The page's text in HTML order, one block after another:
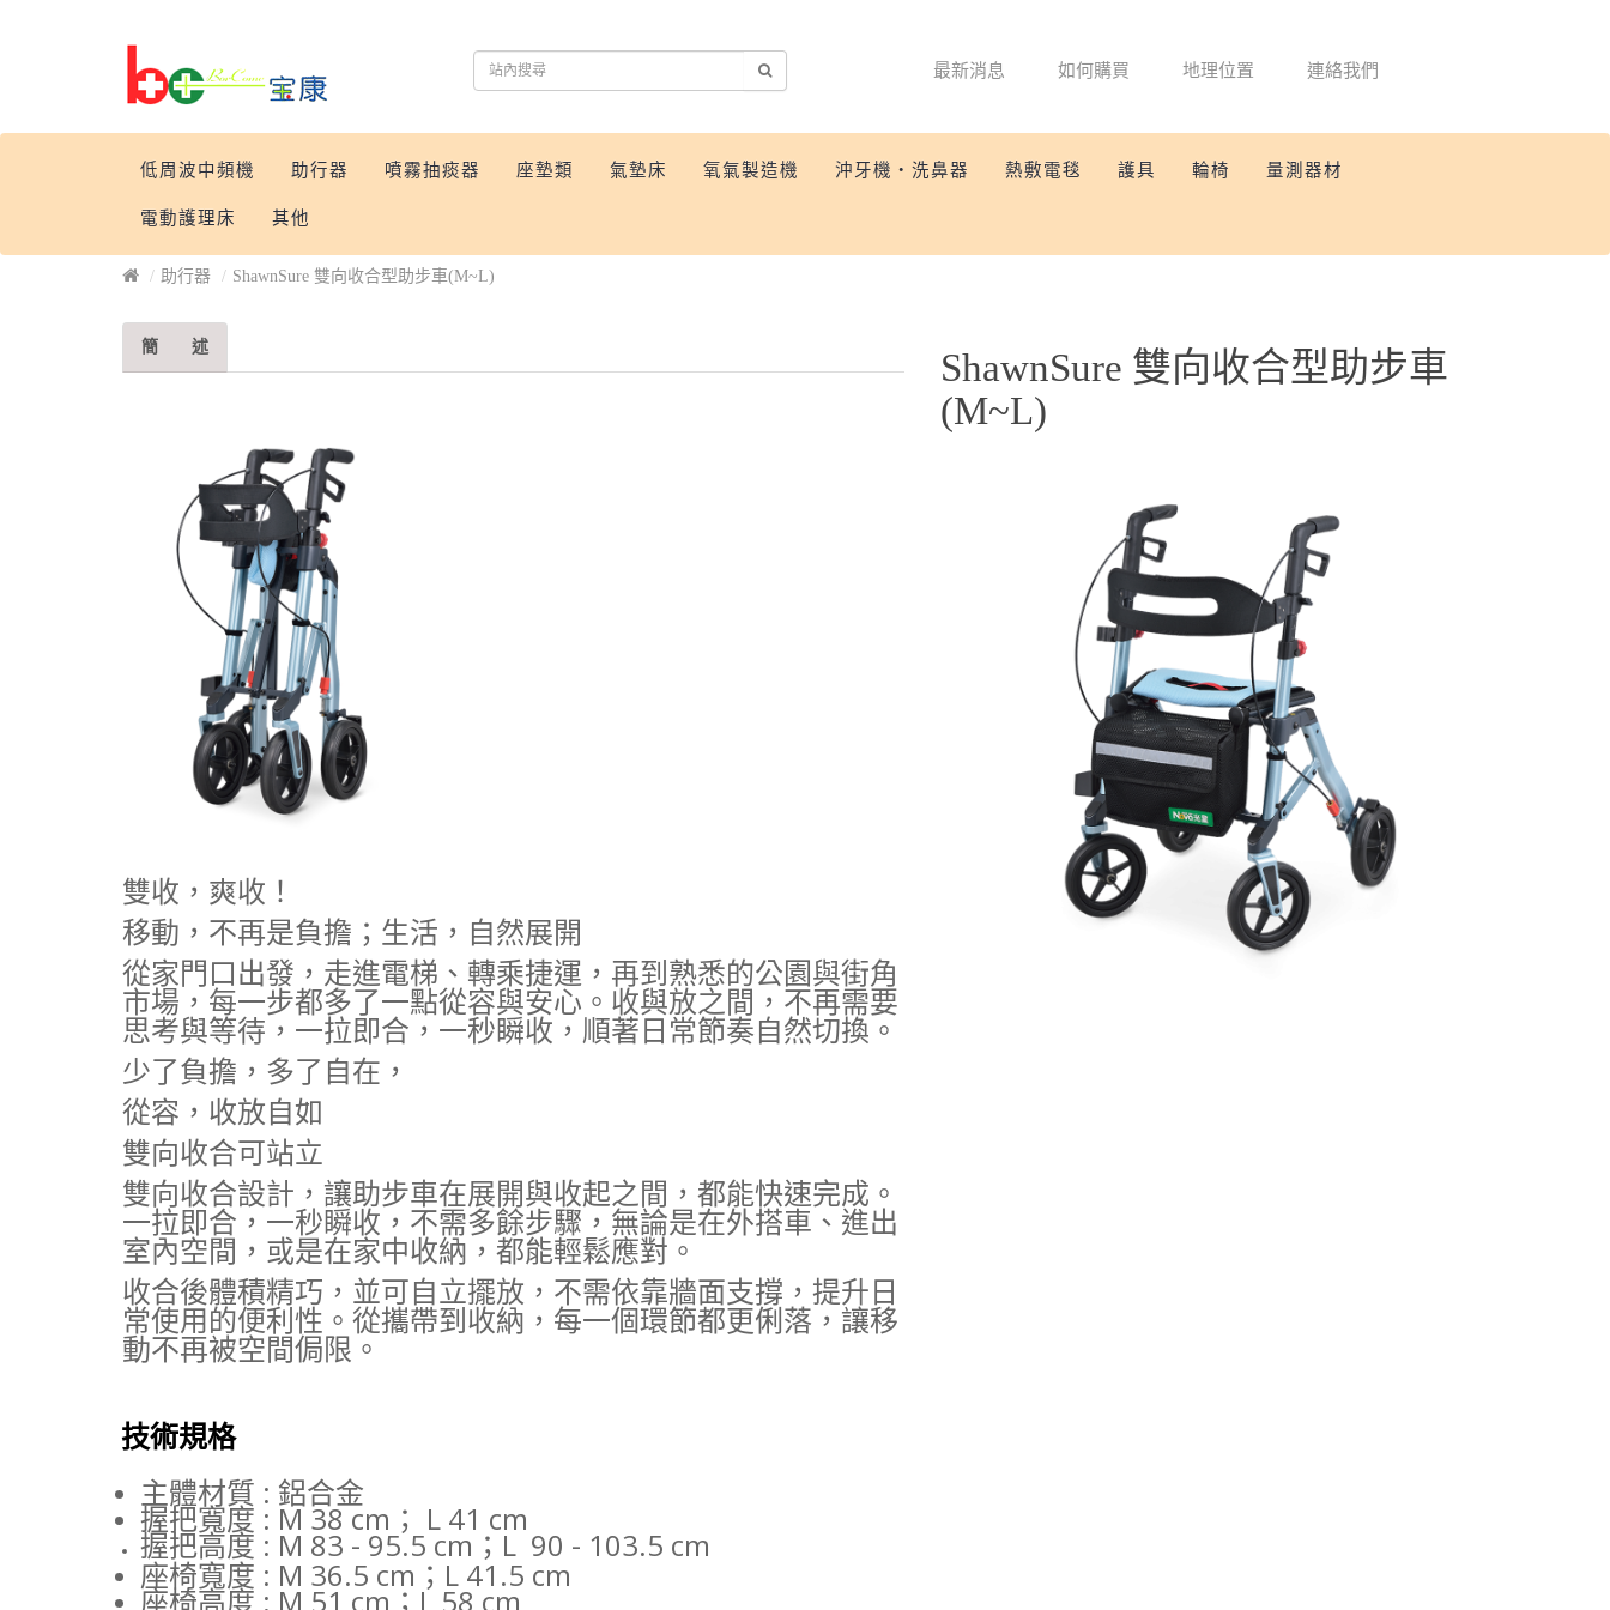
最新消息 如何購買 地理位置 連絡我們
低周波中頻機 助行器 噴霧抽痰器 座墊類 氣墊床 氧氣製造機 沖牙機‧洗鼻器 熱敷電毯 護具 輪椅 量測器材
電動護理床 其他
助行器 ShawnSure 雙向收合型助步車(M~L)
簡 述
雙收，爽收！
移動，不再是負擔；生活，自然展開
從家門口出發，走進電梯、轉乘捷運，再到熟悉的公園與街角
市場，每一步都多了一點從容與安心。收與放之間，不再需要
思考與等待，一拉即合，一秒瞬收，順著日常節奏自然切換。
少了負擔，多了自在，
從容，收放自如
雙向收合可站立
雙向收合設計，讓助步車在展開與收起之間，都能快速完成。
一拉即合，一秒瞬收，不需多餘步驟，無論是在外搭車、進出
室內空間，或是在家中收納，都能輕鬆應對。
收合後體積精巧，並可自立擺放，不需依靠牆面支撐，提升日
常使用的便利性。從攜帶到收納，每一個環節都更俐落，讓移
動不再被空間侷限。
技術規格
主體材質 : 鋁合金
握把寬度 : M 38 cm； L 41 cm
握把高度 : M 83 - 95.5 cm；L 90 - 103.5 cm
座椅寬度 : M 36.5 cm；L 41.5 cm
座椅高度 : M 51 cm；L 58 cm
ShawnSure 雙向收合型助步車
(M~L)